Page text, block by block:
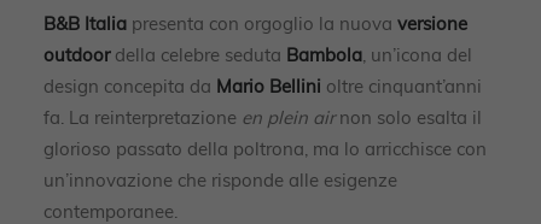
B&B Italia presenta con orgoglio la nuova versione
outdoordella celebre seduta Bambola, un’icona del
design concepita da Mario Bellini oltre cinquant’anni
fa. La reinterpretazione en plein airnon solo esalta il
glorioso passato della poltrona, ma lo arricchisce con
un’innovazione che risponde alle esigenze
contemporanee.